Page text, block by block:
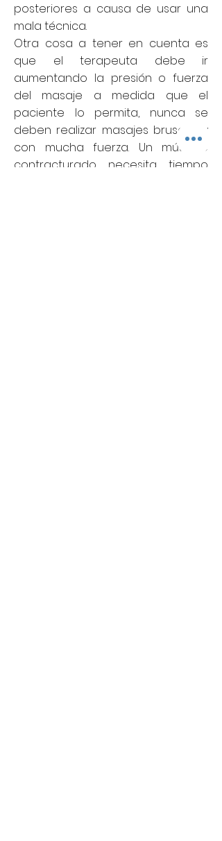
posteriores a causa de usar una
mala técnica.
Otra cosa a tener en cuenta es
que el terapeuta debe ir
aumentando la presión o fuerza
del masaje a medida que el
paciente lo permita, nunca se
deben realizar masajes bruscos y
con mucha fuerza. Un músculo
contracturado necesita tiempo